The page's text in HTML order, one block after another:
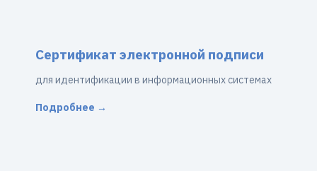
Сертификат электронной подписи
для идентификации в информационных системах
Подробнее →